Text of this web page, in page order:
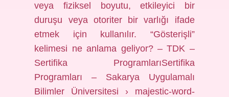
veya fiziksel boyutu, etkileyici bir
duruşu veya otoriter bir varlığı ifade
etmek için kullanılır. “Gösterişli”
kelimesi ne anlama geliyor? – TDK –
Sertifika ProgramlarıSertifika
Programları – Sakarya Uygulamalı
Bilimler Üniversitesi › majestic-word-